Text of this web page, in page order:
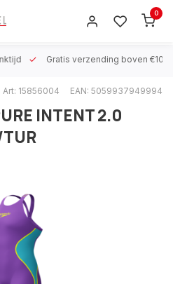
0
Gratis verzending boven €100
Art: 15856004 EAN: 5059937949994
INTENT 2.0